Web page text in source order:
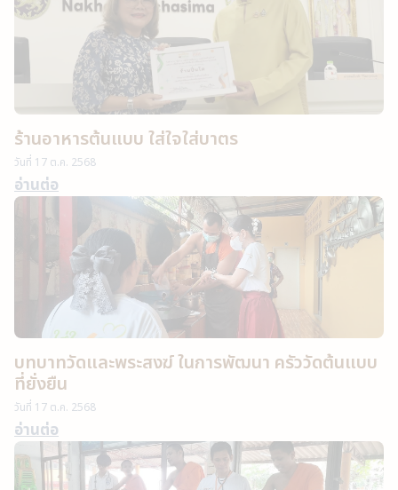
ร้านอาหารต้นแบบ ใส่ใจใส่บาตร
วันที่ 17 ต.ค. 2568
อ่านต่อ
บทบาทวัดและพระสงฆ์ ในการพัฒนา ครัววัดต้นแบบ
ที่ยั่งยืน
วันที่ 17 ต.ค. 2568
อ่านต่อ